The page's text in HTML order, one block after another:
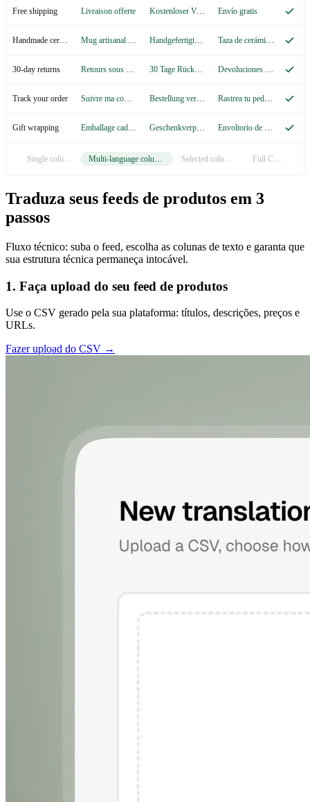
Free shipping Livraison offerte Kostenloser Versand Envío gratis
Handmade ceramic mug
30-day returns
Track your order
Gift wrapping
Full CSV
Traduza seus feeds de produtos em 3
passos
Fluxo técnico: suba o feed, escolha as colunas de texto e garanta que
sua estrutura técnica permaneça intocável.
1. Faça upload do seu feed de produtos
Use o CSV gerado pela sua plataforma: títulos, descrições, preços e
URLs.
Fazer upload do CSV →